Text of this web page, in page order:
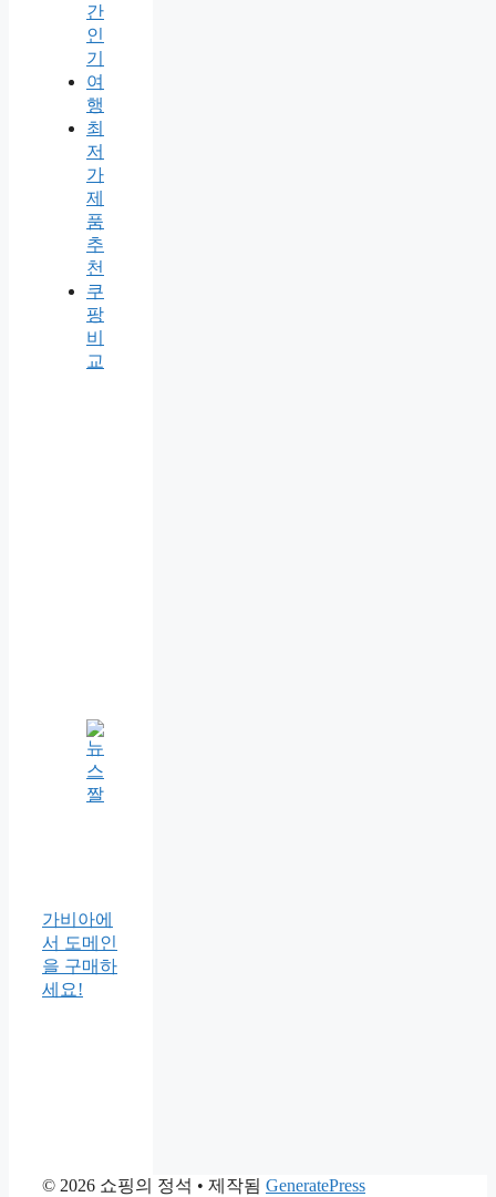
간
인
기
여
행
최
저
가
제
품
추
천
쿠
팡
비
교
가비아에
서 도메인
을 구매하
세요!
© 2026 쇼핑의 정석 • 제작됨 GeneratePress